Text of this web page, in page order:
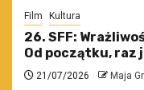
Film Kultura
26. SFF:
Od początku, raz
21/07/2026 Maja